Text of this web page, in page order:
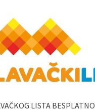
LISTA BESPLATNO